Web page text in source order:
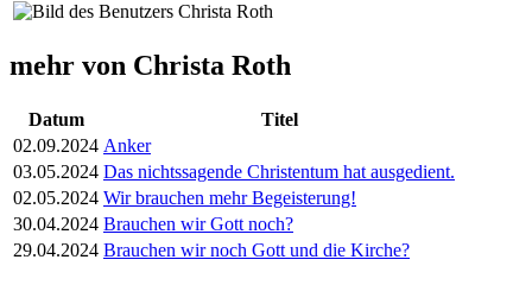
mehr von Christa Roth
Datum
Titel
02.09.2024 Anker
03.05.2024 Das nichtssagende Christentum hat ausgedient.
02.05.2024 Wir brauchen mehr Begeisterung!
30.04.2024 Brauchen wir Gott noch?
29.04.2024 Brauchen wir noch Gott und die Kirche?